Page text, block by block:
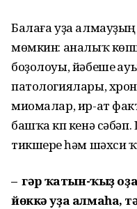
Балаға уҙа
мөмкин: аналыҡ
боҙолоуы, йәбешеү
патологиялары,
миомалар, ир-ат
башҡа күп кенә
тикшереү һәм шәхси
– Әгәр ҡатын-ҡыҙ
йөккә уҙа алмаһа,